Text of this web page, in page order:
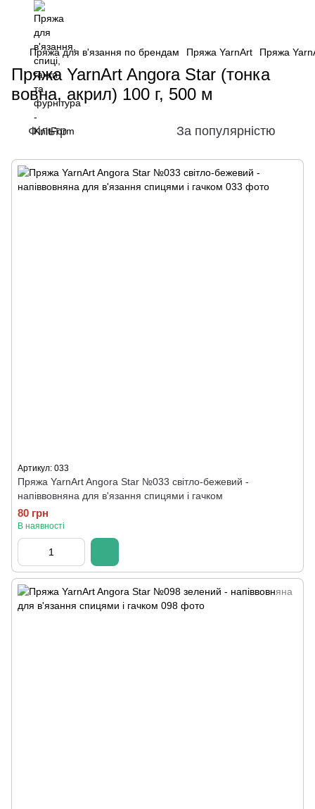
Пряжа для в'язання по брендам Пряжа YarnArt Пряжа
Пряжа YarnArt Angora Star (тонка
вовна, акрил) 100 г, 500 м
Фільтр За популярністю
Артикул: 033
Пряжа YarnArt Angora Star №033 світло-бежевий -
напіввовняна для в'язання спицями і гачком
80 грн
В наявності